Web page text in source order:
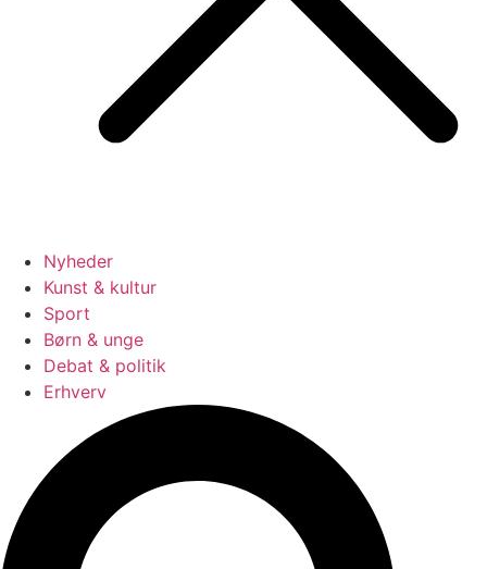
Nyheder
Kunst & kultur
Sport
Børn & unge
Debat & politik
Erhverv